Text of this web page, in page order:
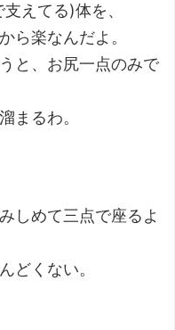
えてる)体を、
ら楽なんだよ。
と、お尻一点のみで
まるわ。
しめて三点で座るよ
どくない。